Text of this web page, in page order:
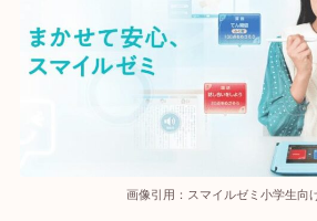
画像引用：スマイルゼミ小学生向